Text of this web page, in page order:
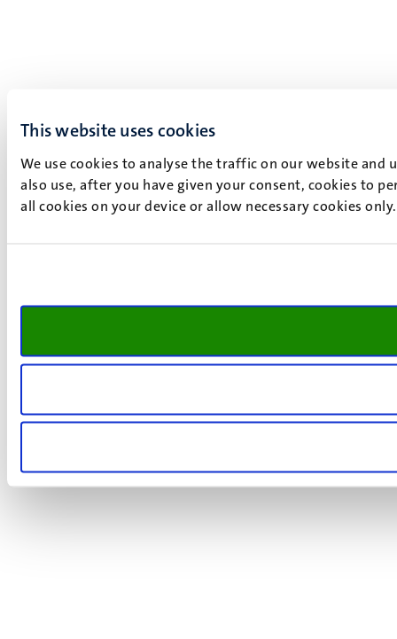
This website uses cookies
We use cookies to analyse the traffic on our website and
also use, after you have given your consent, cookies to
all cookies on your device or allow necessary cookies